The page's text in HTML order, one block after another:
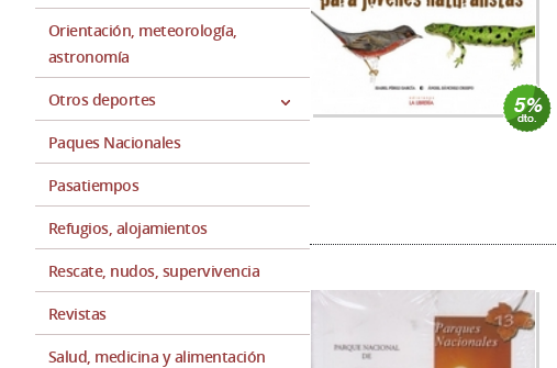
Orientación, meteorología,
astronomía
Otros deportes
Paques Nacionales
Pasatiempos
Refugios, alojamientos
Rescate, nudos, supervivencia
Revistas
Salud, medicina y alimentación